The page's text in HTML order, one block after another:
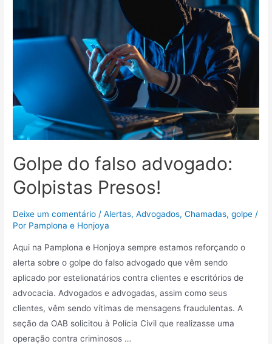
Golpe do falso advogado:
Golpistas Presos!
Deixe um comentário /Alertas,Advogados,Chamadas,golpe /
Por Pamplona e Honjoya
Aqui na Pamplona e Honjoya sempre estamos reforçando o
alerta sobre o golpe do falso advogado que vêm sendo
aplicado por estelionatários contra clientes e escritórios de
advocacia. Advogados e advogadas, assim como seus
clientes, vêm sendo vítimas de mensagens fraudulentas. A
seção da OAB solicitou à Polícia Civil que realizasse uma
operação contra criminosos …